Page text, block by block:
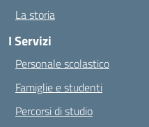
La storia
I Servizi
Personale scolastico
Famiglie e studenti
Percorsi di studio